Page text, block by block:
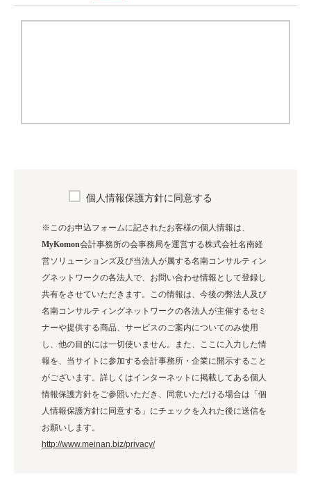
個人情報保護方針に同意する
※このお申込フォームに記されたお客様の個人情報は、
MyKomon会計事務所の会事務局を運営する株式会社名南経
営ソリューションズ及び当法人が属する名南コンサルティン
グネットワークの各法人で、お問い合わせ情報として登録し
共有をさせていただきます。この情報は、今後の弊法人及び
名南コンサルティングネットワークの各法人が主催するセミ
ナーや提供する商品、サービスのご案内についてのみ使用
し、他の目的には一切使いません。また、ここに入力した情
報を、当サイトに参加する会計事務所・企業に開示すること
がございます。詳しくはインターネットに掲載してある個人
情報保護方針をご参照いただき、同意いただける場合は「個
人情報保護方針に同意する」にチェックを入れた後に送信を
お願いします。
http://www.meinan.biz/privacy/